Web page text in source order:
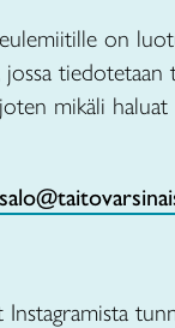
on
tiedotetaan
mikäli
Instagramista